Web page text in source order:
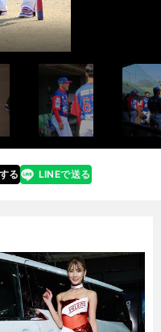
っていない」怒りの契約更
る
line LINEで送る